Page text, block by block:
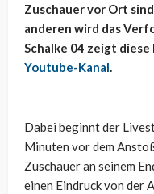
Zuschauer vor Ort
anderen wird das
Schalke 04 zeigt
Youtube-Kanal.
Dabei beginnt der
Minuten vor dem
Zuschauer an seinem
einen Eindruck von der